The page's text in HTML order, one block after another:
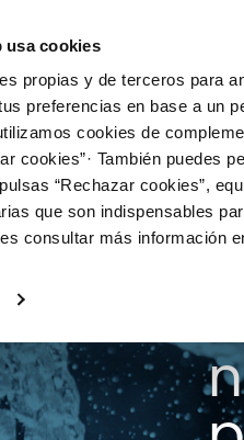
usa cookies
propias y de terceros para
preferencias en base a un
cookies de
cookies”· También puedes
“Rechazar cookies”,
que son indispensables
consultar más información
Innovación